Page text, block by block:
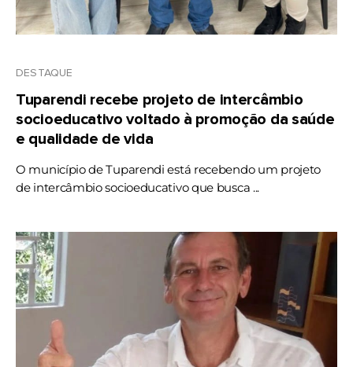
DESTAQUE
Tuparendi recebe projeto de intercâmbio
socioeducativo voltado à promoção da saúde
e qualidade de vida
O município de Tuparendi está recebendo um projeto
de intercâmbio socioeducativo que busca ...